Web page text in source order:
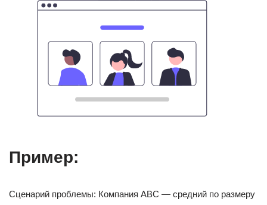
Пример:
Сценарий проблемы: Компания ABC — средний по размеру